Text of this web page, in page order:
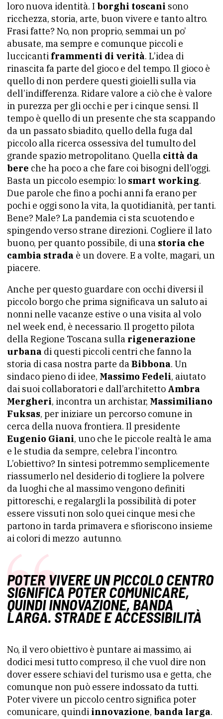
loro nuova identità. I borghi toscani sono
ricchezza, storia, arte, buon vivere e tanto altro.
Frasi fatte? No, non proprio, semmai un po’
abusate, ma sempre e comunque piccoli e
luccicanti frammenti di verità. L’idea di
rinascita fa parte del gioco e del tempo. Il gioco è
quello di non perdere questi gioielli sulla via
dell’indifferenza. Ridare valore a ciò che è valore
in purezza per gli occhi e per i cinque sensi. Il
tempo è quello di un presente che sta scappando
da un passato sbiadito, quello della fuga dal
piccolo alla ricerca ossessiva del tumulto del
grande spazio metropolitano. Quella città da
bere che ha poco a che fare coi bisogni dell’oggi.
Basta un piccolo esempio: lo smart working.
Due parole che fino a pochi anni fa erano per
pochi e oggi sono la vita, la quotidianità, per tanti.
Bene? Male? La pandemia ci sta scuotendo e
spingendo verso strane direzioni. Cogliere il lato
buono, per quanto possibile, di una storia che
cambia strada è un dovere. E a volte, magari, un
piacere.
Anche per questo guardare con occhi diversi il
piccolo borgo che prima significava un saluto ai
nonni nelle vacanze estive o una visita al volo
nel week end, è necessario. Il progetto pilota
della Regione Toscana sulla rigenerazione
urbana di questi piccoli centri che fanno la
storia di casa nostra parte daBibbona. Un
sindaco pieno di idee, Massimo Fedeli, aiutato
dai suoi collaboratori e dall’architetto Ambra
Mergheri, incontra un archistar, Massimiliano
Fuksas, per iniziare un percorso comune in
cerca della nuova frontiera. Il presidente
Eugenio Giani, uno che le piccole realtà le ama
e le studia da sempre, celebra l’incontro.
L’obiettivo? In sintesi potremmo semplicemente
riassumerlo nel desiderio di togliere la polvere
da luoghi che al massimo vengono definiti
pittoreschi, e regalargli la possibilità di poter
essere vissuti non solo quei cinque mesi che
partono in tarda primavera e sfioriscono insieme
ai colori di mezzo autunno.
POTER VIVERE UN PICCOLO CENTRO
SIGNIFICA POTER COMUNICARE,
QUINDI INNOVAZIONE, BANDA
LARGA. STRADE E ACCESSIBILITÀ
No, il vero obiettivo è puntare ai massimo, ai
dodici mesi tutto compreso, il che vuol dire non
dover essere schiavi del turismo usa e getta, che
comunque non può essere indossato da tutti.
Poter vivere un piccolo centro significa poter
comunicare, quindi innovazione, banda larga.